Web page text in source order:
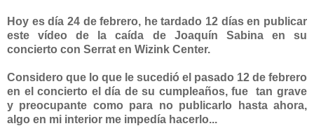
Hoy es día 24 de febrero, he tardado 12 días en publicar
este vídeo de la caída de Joaquín Sabina en su
concierto con Serrat en Wizink Center.
Considero que lo que le sucedió el pasado 12 de febrero
en el concierto el día de su cumpleaños, fue
tan grave
y preocupante como para no publicarlo hasta ahora,
algo en mi interior me impedía hacerlo...